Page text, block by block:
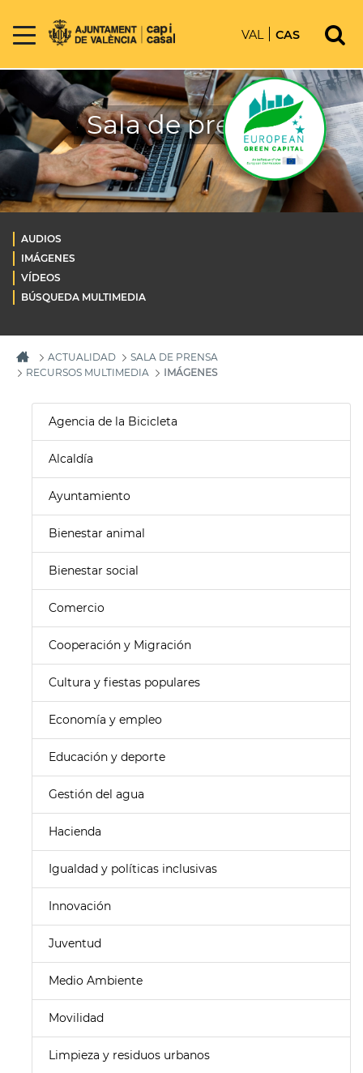
VAL CAS
Sala de prensa
AUDIOS
IMÁGENES
VÍDEOS
BÚSQUEDA MULTIMEDIA
ACTUALIDAD
SALA DE PRENSA
RECURSOS MULTIMEDIA
IMÁGENES
Agencia de la Bicicleta
Alcaldía
Ayuntamiento
Bienestar animal
Bienestar social
Comercio
Cooperación y Migración
Cultura y fiestas populares
Economía y empleo
Educación y deporte
Gestión del agua
Hacienda
Igualdad y políticas inclusivas
Innovación
Juventud
Medio Ambiente
Movilidad
Limpieza y residuos urbanos